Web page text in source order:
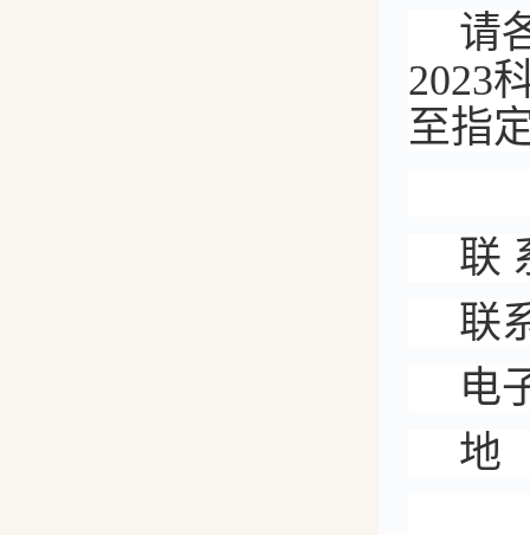
请
2023
至指
联
联
电
地